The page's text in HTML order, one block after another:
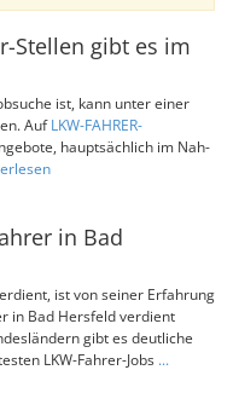
Stellen gibt es im
ist, kann unter einer
AufLKW-FAHRER-
hauptsächlich im Nah-
in Bad
ist von seiner Erfahrung
in Bad Hersfeld verdient
gibt es deutliche
LKW-Fahrer-Jobs ...